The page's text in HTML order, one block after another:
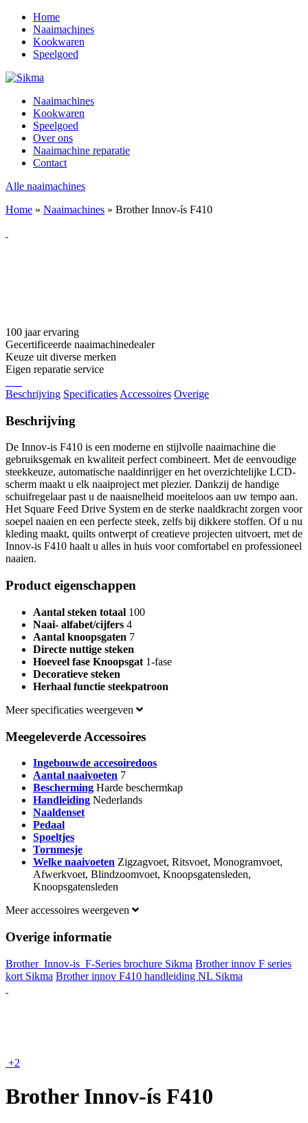
Home
Naaimachines
Kookwaren
Speelgoed
Naaimachines
Kookwaren
Speelgoed
Over ons
Naaimachine reparatie
Contact
Alle naaimachines
Home » Naaimachines » Brother Innov-ís F410
100 jaar ervaring
Gecertificeerde naaimachinedealer
Keuze uit diverse merken
Eigen reparatie service
Beschrijving Specificaties Accessoires Overige
Beschrijving
De Innov-is F410 is een moderne en stijlvolle naaimachine die
gebruiksgemak en kwaliteit perfect combineert. Met de eenvoudige
steekkeuze, automatische naaldinrijger en het overzichtelijke LCD-
scherm maakt u elk naaiproject met plezier. Dankzij de handige
schuifregelaar past u de naaisnelheid moeiteloos aan uw tempo aan.
Het Square Feed Drive System en de sterke naaldkracht zorgen voor
soepel naaien en een perfecte steek, zelfs bij dikkere stoffen. Of u nu
kleding maakt, quilts ontwerpt of creatieve projecten uitvoert, met de
Innov-is F410 haalt u alles in huis voor comfortabel en professioneel
naaien.
Product eigenschappen
Aantal steken totaal 100
Naai- alfabet/cijfers 4
Aantal knoopsgaten 7
Directe nuttige steken
Hoeveel fase Knoopsgat 1-fase
Decoratieve steken
Herhaal functie steekpatroon
Meer specificaties weergeven
Meegeleverde Accessoires
Ingebouwde accesoiredoos
Aantal naaivoeten 7
Bescherming Harde beschermkap
Handleiding Nederlands
Naaldenset
Pedaal
Spoeltjes
Tornmesje
Welke naaivoeten Zigzagvoet, Ritsvoet, Monogramvoet,
Afwerkvoet, Blindzoomvoet, Knoopsgatensleden,
Knoopsgatensleden
Meer accessoires weergeven
Overige informatie
Brother_Innov-is_F-Series brochure Sikma Brother innov F series
kort Sikma Brother innov F410 handleiding NL Sikma
+2
Brother Innov-ís F410